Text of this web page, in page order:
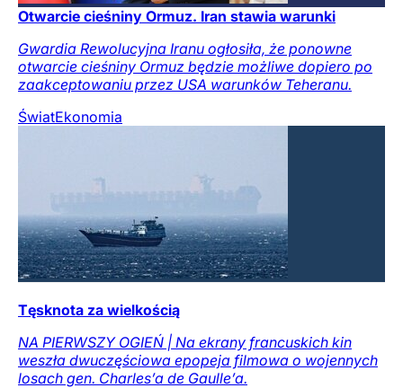
Otwarcie cieśniny Ormuz. Iran stawia warunki
Gwardia Rewolucyjna Iranu ogłosiła, że ponowne
otwarcie cieśniny Ormuz będzie możliwe dopiero po
zaakceptowaniu przez USA warunków Teheranu.
ŚwiatEkonomia
Tęsknota za wielkością
NA PIERWSZY OGIEŃ | Na ekrany francuskich kin
weszła dwuczęściowa epopeja filmowa o wojennych
losach gen. Charles’a de Gaulle’a.